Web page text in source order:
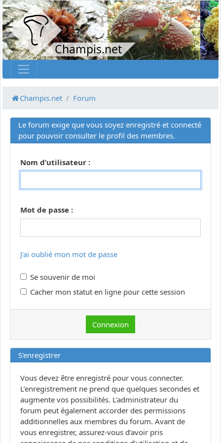
Champis.net
Champis.net Forum
Le forum exige que vous soyez enregistré et connecté
pour pouvoir consulter le profil des membres.
Nom d’utilisateur :
Mot de passe :
J’ai oublié mon mot de passe
Se souvenir de moi
Cacher mon statut en ligne pour cette session
S’enregistrer
Vous devez être enregistré pour vous connecter.
L’enregistrement ne prend que quelques secondes et
augmente vos possibilités. L’administrateur du
forum peut également accorder des permissions
additionnelles aux membres du forum. Avant de
vous enregistrer, assurez-vous d’avoir pris